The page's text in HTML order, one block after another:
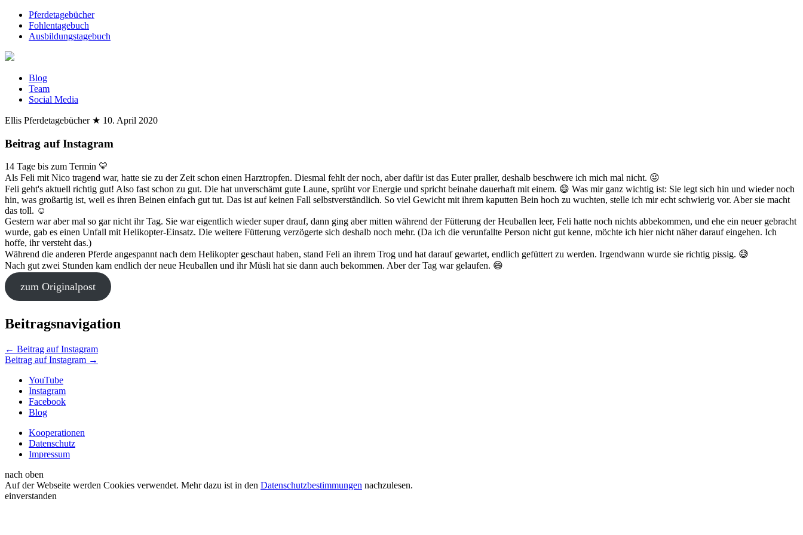
Pferdetagebücher
Fohlentagebuch
Ausbildungstagebuch
Blog
Team
Social Media
Ellis Pferdetagebücher ★ 10. April 2020
Beitrag auf Instagram
14 Tage bis zum Termin 💛
Als Feli mit Nico tragend war, hatte sie zu der Zeit schon einen Harztropfen. Diesmal fehlt der noch, aber dafür ist das Euter praller, deshalb beschwere ich mich mal nicht. 😜
Feli geht's aktuell richtig gut! Also fast schon zu gut. Die hat unverschämt gute Laune, sprüht vor Energie und spricht beinahe dauerhaft mit einem. 😄 Was mir ganz wichtig ist: Sie legt sich hin und wieder noch
hin, was großartig ist, weil es ihren Beinen einfach gut tut. Das ist auf keinen Fall selbstverständlich. So viel Gewicht mit ihrem kaputten Bein hoch zu wuchten, stelle ich mir echt schwierig vor. Aber sie macht
das toll. ☺️
Gestern war aber mal so gar nicht ihr Tag. Sie war eigentlich wieder super drauf, dann ging aber mitten während der Fütterung der Heuballen leer, Feli hatte noch nichts abbekommen, und ehe ein neuer gebracht
wurde, gab es einen Unfall mit Helikopter-Einsatz. Die weitere Fütterung verzögerte sich deshalb noch mehr. (Da ich die verunfallte Person nicht gut kenne, möchte ich hier nicht näher darauf eingehen. Ich
hoffe, ihr versteht das.)
Während die anderen Pferde angespannt nach dem Helikopter geschaut haben, stand Feli an ihrem Trog und hat darauf gewartet, endlich gefüttert zu werden. Irgendwann wurde sie richtig pissig. 😅
Nach gut zwei Stunden kam endlich der neue Heuballen und ihr Müsli hat sie dann auch bekommen. Aber der Tag war gelaufen. 😄
zum Originalpost
Beitragsnavigation
← Beitrag auf Instagram
Beitrag auf Instagram →
YouTube
Instagram
Facebook
Blog
Kooperationen
Datenschutz
Impressum
nach oben
Auf der Webseite werden Cookies verwendet. Mehr dazu ist in den Datenschutzbestimmungen nachzulesen.
einverstanden